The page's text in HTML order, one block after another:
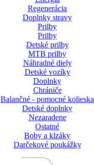
Regenerácia
Doplnky stravy
Prilby
Prilby
Detské prilby
MTB prilby
Náhradné diely
Detské vozíky
Doplnky
Chrániče
Balančné - pomocné kolieska
Detské doplnky
Nezaradene
Ostatné
Boby a klzáky
Darčekové poukážky